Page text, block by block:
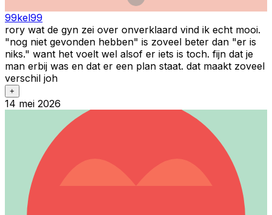
99kel99
rory wat de gyn zei over onverklaard vind ik echt mooi.
"nog niet gevonden hebben" is zoveel beter dan "er is
niks." want het voelt wel alsof er iets is toch. fijn dat je
man erbij was en dat er een plan staat. dat maakt zoveel
verschil joh
+
14 mei 2026